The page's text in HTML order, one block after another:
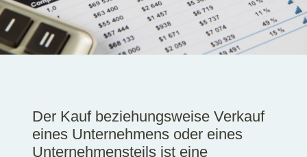
Der Kauf beziehungsweise Verkauf
eines Unternehmens oder eines
Unternehmensteils ist eine